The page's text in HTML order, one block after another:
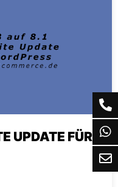
UPDATE FÜR